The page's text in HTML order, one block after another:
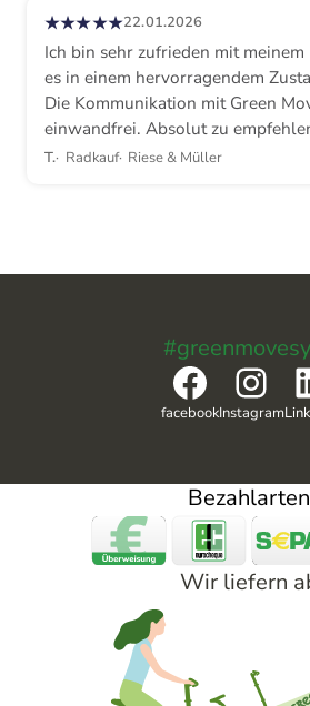
★★★★★22.01.2026
Ich bin sehr zufrieden mit
es in einem hervorragendem
Die Kommunikation mit Green
einwandfrei. Absolut zu
T. Radkauf Riese & Müller
facebookInstagram
Bezahlarten
Wir liefern